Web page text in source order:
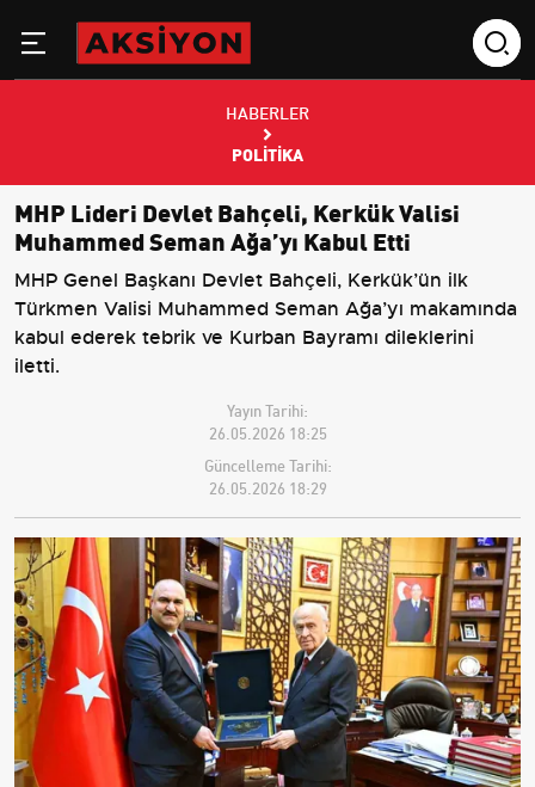
HABERLER
POLITIKA
MHP Lideri Devlet Bahçeli, Kerkük Valisi
Muhammed Seman Ağa’yı Kabul Etti
MHP Genel Başkanı Devlet Bahçeli, Kerkük’ün ilk
Türkmen Valisi Muhammed Seman Ağa’yı makamında
kabul ederek tebrik ve Kurban Bayramı dileklerini
iletti.
Yayın Tarihi:
26.05.2026 18:25
Güncelleme Tarihi:
26.05.2026 18:29